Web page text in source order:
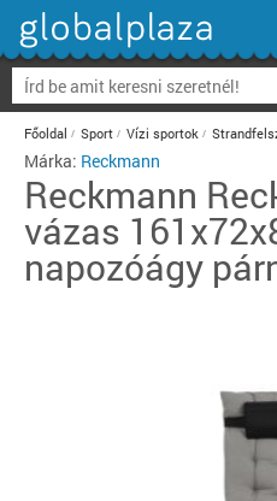
Főoldal Sport Vízi sportok
Márka: Reckmann
Reckmann
vázas
napozóágy